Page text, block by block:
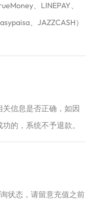
、LINEPAY、
、JAZZCASH）
信息是否正确，如因
的，系统不予退款。
状态，请留意充值之前